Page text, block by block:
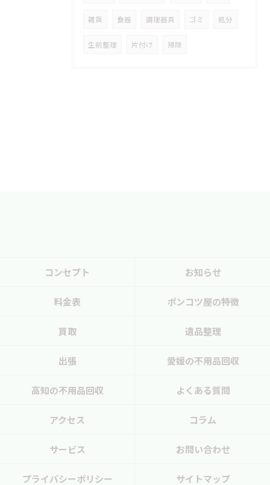
雑貨 食器 調理器具 ゴミ 処分
生前整理 片付け 掃除
コンセプト お知らせ
料金表 ポンコツ屋の特徴
買取 遺品整理
出張 愛媛の不用品回収
高知の不用品回収 よくある質問
アクセス コラム
サービス お問い合わせ
プライバシーポリシー サイトマップ